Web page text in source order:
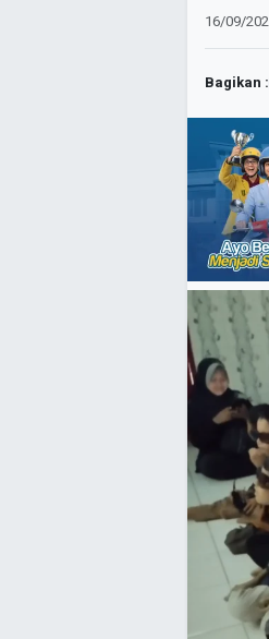
16/09/
Bagikan :